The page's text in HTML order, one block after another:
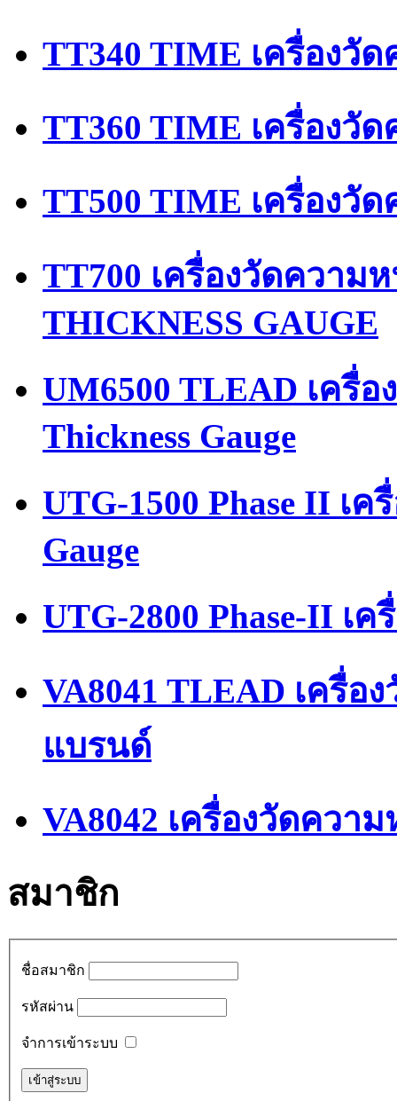
TT340 TIME เครื่องวั
TT360 TIME เครื่องวั
TT500 TIME เครื่องวั
TT700 เครื่องวัดความ
THICKNESS GAUGE
UM6500 TLEAD เครื่
Thickness Gauge
UTG-1500 Phase II เ
Gauge
UTG-2800 Phase-II เ
VA8041 TLEAD เครื่อ
แบรนด์
VA8042 เครื่องวัดควา
สมาชิก
ชื่อสมาชิก
รหัสผ่าน
จำการเข้าระบบ